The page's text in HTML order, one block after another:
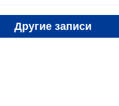
Другие записи